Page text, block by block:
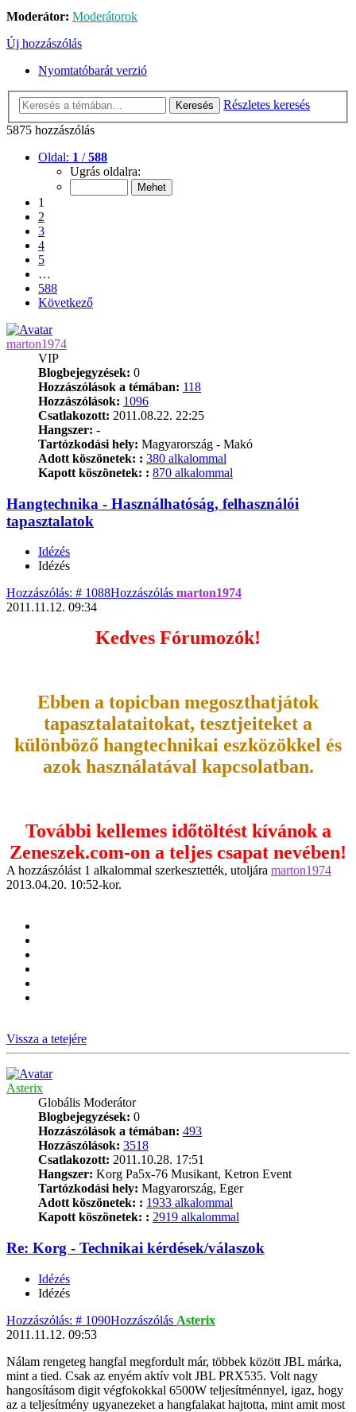
Moderátor: Moderátorok
Új hozzászólás
Nyomtatóbarát verzió
Keresés
Részletes keresés
5875 hozzászólás
Oldal: 1 /588
Ugrás oldalra:
1
2
3
4
5
…
588
Következő
marton1974
VIP
Blogbejegyzések: 0
Hozzászólások a témában: 118
Hozzászólások: 1096
Csatlakozott: 2011.08.22. 22:25
Hangszer: -
Tartózkodási hely: Magyarország - Makó
Adott köszönetek: : 380 alkalommal
Kapott köszönetek: : 870 alkalommal
Hangtechnika - Használhatóság, felhasználói
tapasztalatok
Idézés
Idézés
Hozzászólás: # 1088Hozzászólás marton1974
2011.11.12. 09:34
Kedves Fórumozók!
Ebben a topicban megoszthatjátok
tapasztalataitokat, tesztjeiteket a
különböző hangtechnikai eszközökkel és
azok használatával kapcsolatban.
További kellemes időtöltést kívánok a
Zeneszek.com-on a teljes csapat nevében!
A hozzászólást 1 alkalommal szerkesztették, utoljára marton1974
2013.04.20. 10:52-kor.
Vissza a tetejére
Asterix
Globális Moderátor
Blogbejegyzések: 0
Hozzászólások a témában: 493
Hozzászólások: 3518
Csatlakozott: 2011.10.28. 17:51
Hangszer: Korg Pa5x-76 Musikant, Ketron Event
Tartózkodási hely: Magyarország, Eger
Adott köszönetek: : 1933 alkalommal
Kapott köszönetek: : 2919 alkalommal
Re: Korg - Technikai kérdések/válaszok
Idézés
Idézés
Hozzászólás: # 1090Hozzászólás Asterix
2011.11.12. 09:53
Nálam rengeteg hangfal megfordult már, többek között JBL márka,
mint a tied. Csak az enyém aktív volt JBL PRX535. Volt nagy
hangosításom digit végfokokkal 6500W teljesítménnyel, igaz, hogy
az a teljesítmény ugyanezeket a hangfalakat hajtotta, mint amit most